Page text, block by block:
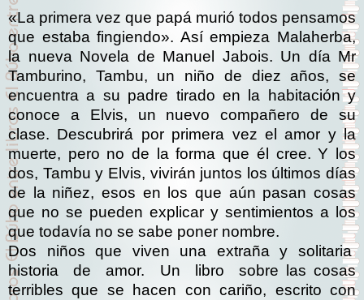
«La primera vez que papá murió todos pensamos
que estaba fingiendo». Así empieza Malaherba,
la nueva Novela de Manuel Jabois. Un día Mr
Tamburino, Tambu, un niño de diez años, se
encuentra a su padre tirado en la habitación y
conoce a Elvis, un nuevo compañero de su
clase. Descubrirá por primera vez el amor y la
muerte, pero no de la forma que él cree. Y los
dos, Tambu y Elvis, vivirán juntos los últimos días
de la niñez, esos en los que aún pasan cosas
que no se pueden explicar y sentimientos a los
que todavía no se sabe poner nombre.
Dos
niños que viven una extraña y
solitaria
historia
de amor. Un libro
sobre las cosas
terribles que se hacen con cariño, escrito con